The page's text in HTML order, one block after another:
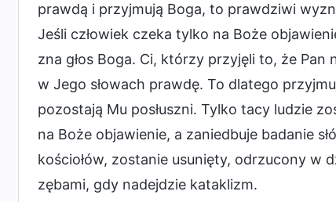
prawdą i przyjmują Boga, to prawdziwi
Jeśli człowiek czeka tylko na Boże
zna głos Boga. Ci, którzy przyjęli to, że Pan
w Jego słowach prawdę. To dlatego
pozostają Mu posłuszni. Tylko tacy ludzie
na Boże objawienie, a zaniedbuje badanie
kościołów, zostanie usunięty, odrzucony w
zębami, gdy nadejdzie kataklizm.